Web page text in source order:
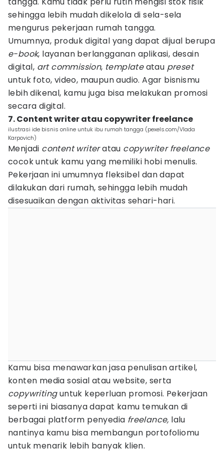
sehingga lebih mudah dikelola di sela-sela
mengurus pekerjaan rumah tangga.
Umumnya, produk digital yang dapat dijual berupa
e-book, layanan berlangganan aplikasi, desain
digital, art commission, templateatau preset
untuk foto, video, maupun audio. Agar bisnismu
lebih dikenal, kamu juga bisa melakukan promosi
secara digital.
7. Content writer atau copywriter freelance
ilustrasi ide bisnis online untuk ibu rumah tangga (pexels.com/Vlada
Karpovich)
Menjadi content writeratau copywriter freelance
cocok untuk kamu yang memiliki hobi menulis.
Pekerjaan ini umumnya fleksibel dan dapat
dilakukan dari rumah, sehingga lebih mudah
disesuaikan dengan aktivitas sehari-hari.
Kamu bisa menawarkan jasa penulisan artikel,
konten media sosial atau website, serta
copywritinguntuk keperluan promosi. Pekerjaan
seperti ini biasanya dapat kamu temukan di
berbagai platform penyedia freelance, lalu
nantinya kamu bisa membangun portofoliomu
untuk menarik lebih banyak klien.